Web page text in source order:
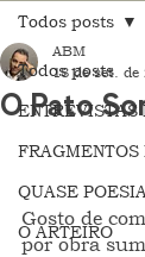
Todos posts
ENTREVISTAS
QUASE
O ARTEIRO
Todos posts
O Pato
ABM
18 de set. de
Gosto de
por obra